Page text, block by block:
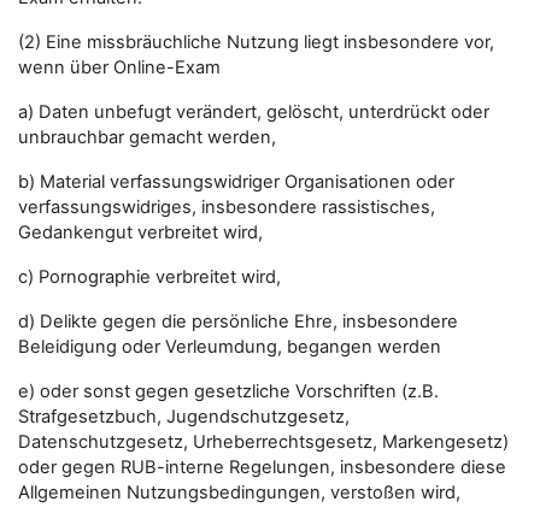
(2) Eine missbräuchliche Nutzung liegt insbesondere vor,
wenn über Online-Exam
a) Daten unbefugt verändert, gelöscht, unterdrückt oder
unbrauchbar gemacht werden,
b) Material verfassungswidriger Organisationen oder
verfassungswidriges, insbesondere rassistisches,
Gedankengut verbreitet wird,
c) Pornographie verbreitet wird,
d) Delikte gegen die persönliche Ehre, insbesondere
Beleidigung oder Verleumdung, begangen werden
e) oder sonst gegen gesetzliche Vorschriften (z.B.
Strafgesetzbuch, Jugendschutzgesetz,
Datenschutzgesetz, Urheberrechtsgesetz, Markengesetz)
oder gegen RUB-interne Regelungen, insbesondere diese
Allgemeinen Nutzungsbedingungen, verstoßen wird,